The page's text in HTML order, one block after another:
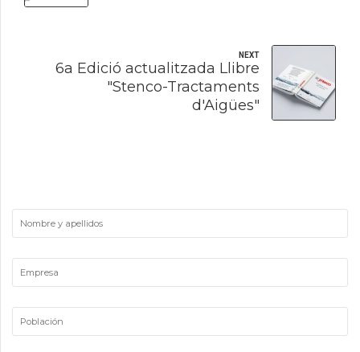
NEXT
6a Edició actualitzada Llibre
"Stenco-Tractaments
d'Aigües"